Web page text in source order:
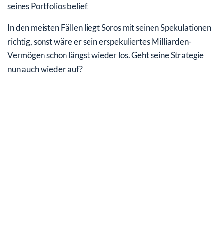
seines Portfolios belief.
In den meisten Fällen liegt Soros mit seinen Spekulationen
richtig, sonst wäre er sein erspekuliertes Milliarden-
Vermögen schon längst wieder los. Geht seine Strategie
nun auch wieder auf?